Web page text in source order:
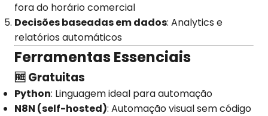
fora do horário comercial
Decisões baseadas em dados: Analytics e
relatórios automáticos
Ferramentas Essenciais
🆓 Gratuitas
Python: Linguagem ideal para automação
N8N (self-hosted): Automação visual sem código